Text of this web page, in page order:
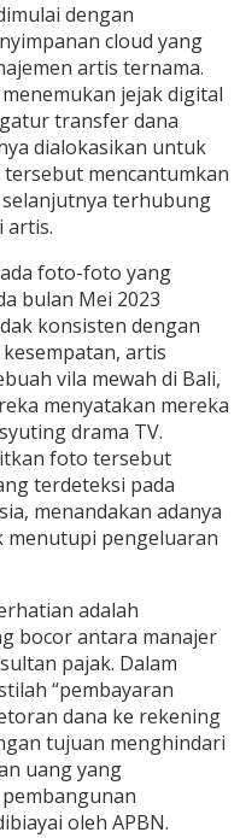
dengan
cloud yang
artis ternama.
jejak digital
transfer dana
dialokasikan untuk
tersebut mencantumkan
selanjutnya terhubung
artis.
foto-foto yang
bulan Mei 2023
konsisten dengan
artis
vila mewah di Bali,
menyatakan mereka
drama TV.
foto tersebut
terdeteksi pada
menandakan adanya
menutupi pengeluaran
adalah
bocor antara manajer
pajak. Dalam
“pembayaran
dana ke rekening
tujuan menghindari
uang yang
oleh APBN.